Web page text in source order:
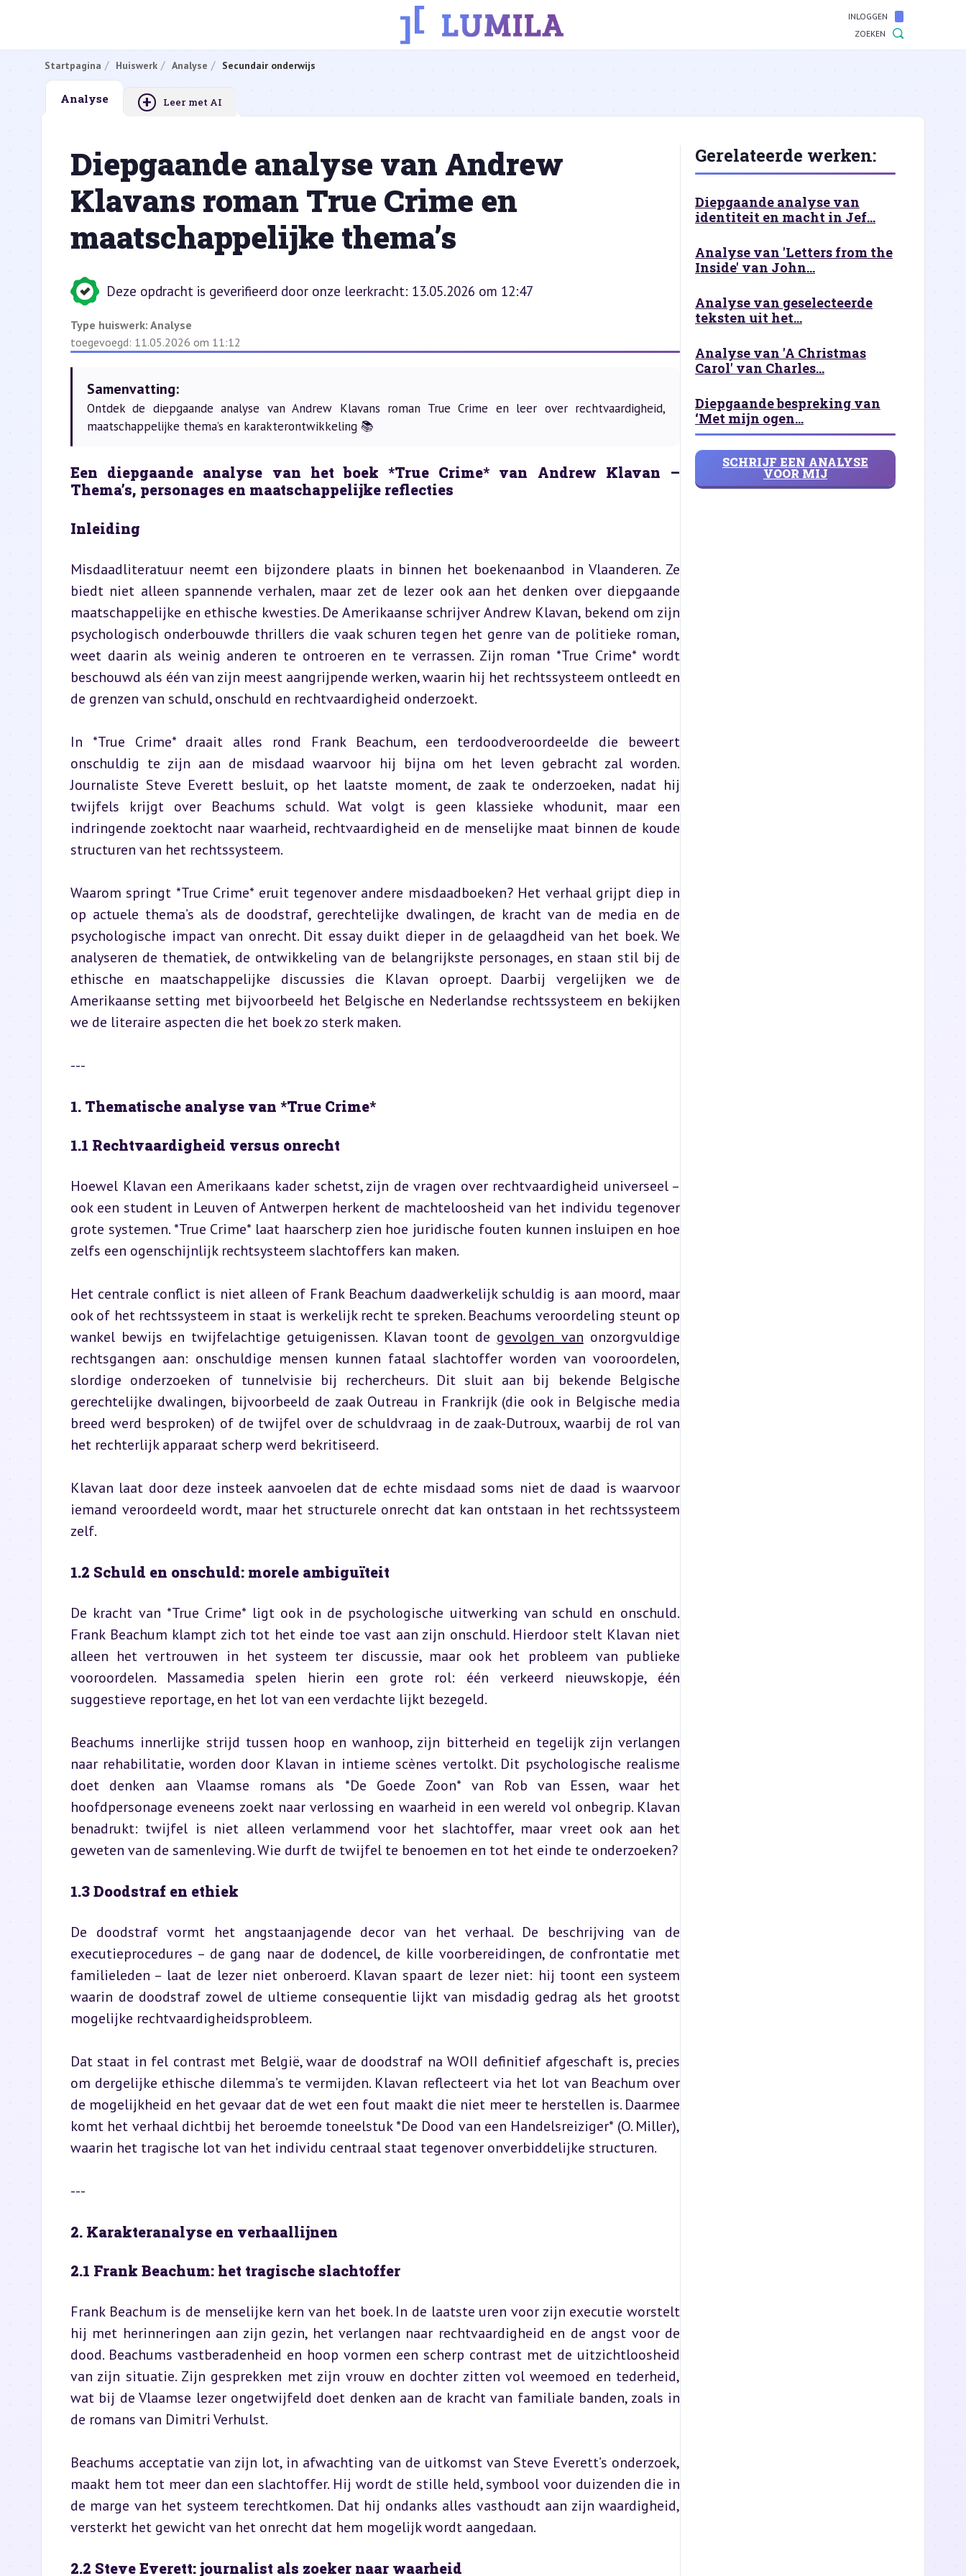
INLOGGEN
ZOEKEN
Startpagina Huiswerk Analyse Secundair onderwijs
Analyse + Leer met AI
Diepgaande analyse van Andrew
Klavans roman True Crime en
maatschappelijke thema’s
Deze opdracht is geverifieerd door onze leerkracht: 13.05.2026 om 12:47
Type huiswerk: Analyse
toegevoegd: 11.05.2026 om 11:12
Samenvatting:
Ontdek de diepgaande analyse van Andrew Klavans roman True Crime en leer over rechtvaardigheid,
maatschappelijke thema’s en karakterontwikkeling 📚
Een diepgaande analyse van het boek *True Crime* van Andrew Klavan –
Thema’s, personages en maatschappelijke reflecties
Inleiding
Misdaadliteratuur neemt een bijzondere plaats in binnen het boekenaanbod in Vlaanderen. Ze
biedt niet alleen spannende verhalen, maar zet de lezer ook aan het denken over diepgaande
maatschappelijke en ethische kwesties. De Amerikaanse schrijver Andrew Klavan, bekend om zijn
psychologisch onderbouwde thrillers die vaak schuren tegen het genre van de politieke roman,
weet daarin als weinig anderen te ontroeren en te verrassen. Zijn roman *True Crime* wordt
beschouwd als één van zijn meest aangrijpende werken, waarin hij het rechtssysteem ontleedt en
de grenzen van schuld, onschuld en rechtvaardigheid onderzoekt.
In *True Crime* draait alles rond Frank Beachum, een terdoodveroordeelde die beweert
onschuldig te zijn aan de misdaad waarvoor hij bijna om het leven gebracht zal worden.
Journaliste Steve Everett besluit, op het laatste moment, de zaak te onderzoeken, nadat hij
twijfels krijgt over Beachums schuld. Wat volgt is geen klassieke whodunit, maar een
indringende zoektocht naar waarheid, rechtvaardigheid en de menselijke maat binnen de koude
structuren van het rechtssysteem.
Waarom springt *True Crime* eruit tegenover andere misdaadboeken? Het verhaal grijpt diep in
op actuele thema’s als de doodstraf, gerechtelijke dwalingen, de kracht van de media en de
psychologische impact van onrecht. Dit essay duikt dieper in de gelaagdheid van het boek. We
analyseren de thematiek, de ontwikkeling van de belangrijkste personages, en staan stil bij de
ethische en maatschappelijke discussies die Klavan oproept. Daarbij vergelijken we de
Amerikaanse setting met bijvoorbeeld het Belgische en Nederlandse rechtssysteem en bekijken
we de literaire aspecten die het boek zo sterk maken.
---
1. Thematische analyse van *True Crime*
1.1 Rechtvaardigheid versus onrecht
Hoewel Klavan een Amerikaans kader schetst, zijn de vragen over rechtvaardigheid universeel –
ook een student in Leuven of Antwerpen herkent de machteloosheid van het individu tegenover
grote systemen. *True Crime* laat haarscherp zien hoe juridische fouten kunnen insluipen en hoe
zelfs een ogenschijnlijk rechtsysteem slachtoffers kan maken.
Het centrale conflict is niet alleen of Frank Beachum daadwerkelijk schuldig is aan moord, maar
ook of het rechtssysteem in staat is werkelijk recht te spreken. Beachums veroordeling steunt op
wankel bewijs en twijfelachtige getuigenissen. Klavan toont de gevolgen van onzorgvuldige
rechtsgangen aan: onschuldige mensen kunnen fataal slachtoffer worden van vooroordelen,
slordige onderzoeken of tunnelvisie bij rechercheurs. Dit sluit aan bij bekende Belgische
gerechtelijke dwalingen, bijvoorbeeld de zaak Outreau in Frankrijk (die ook in Belgische media
breed werd besproken) of de twijfel over de schuldvraag in de zaak-Dutroux, waarbij de rol van
het rechterlijk apparaat scherp werd bekritiseerd.
Klavan laat door deze insteek aanvoelen dat de echte misdaad soms niet de daad is waarvoor
iemand veroordeeld wordt, maar het structurele onrecht dat kan ontstaan in het rechtssysteem
zelf.
1.2 Schuld en onschuld: morele ambiguïteit
De kracht van *True Crime* ligt ook in de psychologische uitwerking van schuld en onschuld.
Frank Beachum klampt zich tot het einde toe vast aan zijn onschuld. Hierdoor stelt Klavan niet
alleen het vertrouwen in het systeem ter discussie, maar ook het probleem van publieke
vooroordelen. Massamedia spelen hierin een grote rol: één verkeerd nieuwskopje, één
suggestieve reportage, en het lot van een verdachte lijkt bezegeld.
Beachums innerlijke strijd tussen hoop en wanhoop, zijn bitterheid en tegelijk zijn verlangen
naar rehabilitatie, worden door Klavan in intieme scènes vertolkt. Dit psychologische realisme
doet denken aan Vlaamse romans als *De Goede Zoon* van Rob van Essen, waar het
hoofdpersonage eveneens zoekt naar verlossing en waarheid in een wereld vol onbegrip. Klavan
benadrukt: twijfel is niet alleen verlammend voor het slachtoffer, maar vreet ook aan het
geweten van de samenleving. Wie durft de twijfel te benoemen en tot het einde te onderzoeken?
1.3 Doodstraf en ethiek
De doodstraf vormt het angstaanjagende decor van het verhaal. De beschrijving van de
executieprocedures – de gang naar de dodencel, de kille voorbereidingen, de confrontatie met
familieleden – laat de lezer niet onberoerd. Klavan spaart de lezer niet: hij toont een systeem
waarin de doodstraf zowel de ultieme consequentie lijkt van misdadig gedrag als het grootst
mogelijke rechtvaardigheidsprobleem.
Dat staat in fel contrast met België, waar de doodstraf na WOII definitief afgeschaft is, precies
om dergelijke ethische dilemma’s te vermijden. Klavan reflecteert via het lot van Beachum over
de mogelijkheid en het gevaar dat de wet een fout maakt die niet meer te herstellen is. Daarmee
komt het verhaal dichtbij het beroemde toneelstuk *De Dood van een Handelsreiziger* (O. Miller),
waarin het tragische lot van het individu centraal staat tegenover onverbiddelijke structuren.
---
2. Karakteranalyse en verhaallijnen
2.1 Frank Beachum: het tragische slachtoffer
Frank Beachum is de menselijke kern van het boek. In de laatste uren voor zijn executie worstelt
hij met herinneringen aan zijn gezin, het verlangen naar rechtvaardigheid en de angst voor de
dood. Beachums vastberadenheid en hoop vormen een scherp contrast met de uitzichtloosheid
van zijn situatie. Zijn gesprekken met zijn vrouw en dochter zitten vol weemoed en tederheid,
wat bij de Vlaamse lezer ongetwijfeld doet denken aan de kracht van familiale banden, zoals in
de romans van Dimitri Verhulst.
Beachums acceptatie van zijn lot, in afwachting van de uitkomst van Steve Everett’s onderzoek,
maakt hem tot meer dan een slachtoffer. Hij wordt de stille held, symbool voor duizenden die in
de marge van het systeem terechtkomen. Dat hij ondanks alles vasthoudt aan zijn waardigheid,
versterkt het gewicht van het onrecht dat hem mogelijk wordt aangedaan.
2.2 Steve Everett: journalist als zoeker naar waarheid
Gerelateerde werken:
Diepgaande analyse van
identiteit en macht in Jef...
Analyse van 'Letters from the
Inside' van John...
Analyse van geselecteerde
teksten uit het...
Analyse van 'A Christmas
Carol' van Charles...
Diepgaande bespreking van
‘Met mijn ogen...
SCHRIJF EEN ANALYSE
VOOR MIJ